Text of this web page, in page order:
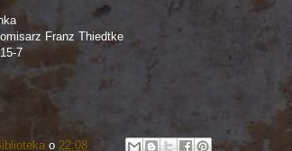
Franz Thiedtke
7
o 22:08